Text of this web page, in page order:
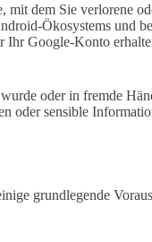
mit dem Sie verlorene
Ökosystems und
Ihr Google-Konto
oder in fremde
oder sensible
grundlegende